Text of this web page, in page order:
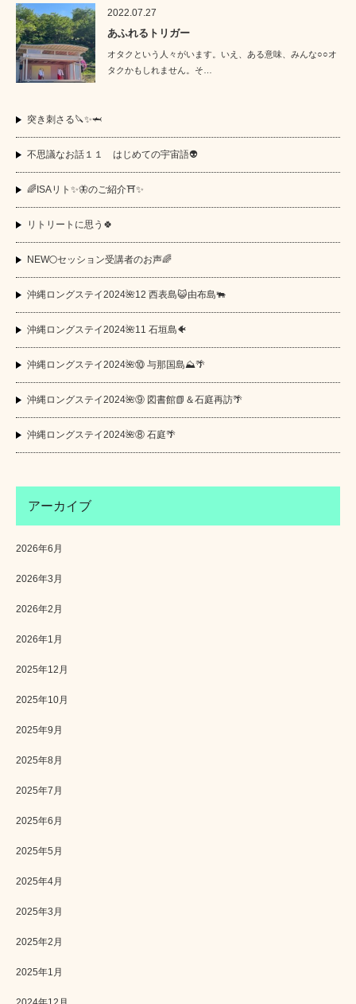
2022.07.27
あふれるトリガー
オタクという人々がいます。いえ、ある意味、みんな○○オ
タクかもしれません。そ…
突き刺さる🔪✨🦈
不思議なお話１１ はじめての宇宙語👽
🌈ISAリト✨🦋のご紹介⛩️✨
リトリートに思う🍀
NEW🌕セッション受講者のお声🌈
沖縄ロングステイ2024🌺12 西表島😺由布島🐃
沖縄ロングステイ2024🌺11 石垣島🐠
沖縄ロングステイ2024🌺⑩ 与那国島⛰️🌴
沖縄ロングステイ2024🌺⑨ 図書館📗＆石庭再訪🌴
沖縄ロングステイ2024🌺⑧ 石庭🌴
アーカイブ
2026年6月
2026年3月
2026年2月
2026年1月
2025年12月
2025年10月
2025年9月
2025年8月
2025年7月
2025年6月
2025年5月
2025年4月
2025年3月
2025年2月
2025年1月